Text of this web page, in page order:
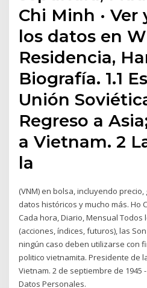
Chi Minh ·
los datos en
Residencia,
Biografía. 1.1
Unión
Regreso a
a Vietnam. 2
la
(VNM) en bolsa, incluyendo
datos históricos y mucho más. Ho
Cada hora, Diario, Mensual Todos
(acciones, índices, futuros), las
ningún caso deben utilizarse con
politico vietnamita. Presidente de
Vietnam. 2 de septiembre de 1945
Datos Personales.